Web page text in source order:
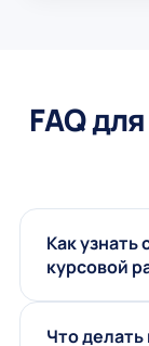
FAQ
Как узнать
курсовой
Что делать